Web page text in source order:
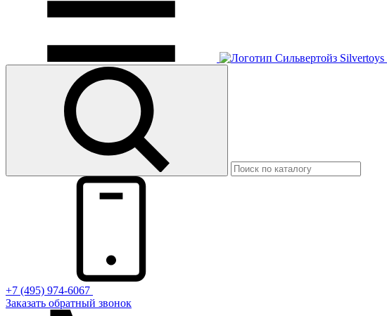
+7 (495) 974-6067
Заказать обратный звонок